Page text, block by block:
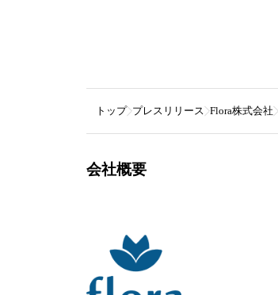
トップ プレスリリース Flora株式会社
会社概要